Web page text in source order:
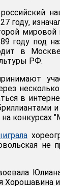
году,
году под
в
РФ.
в
конкурсах
не
Хорошавина